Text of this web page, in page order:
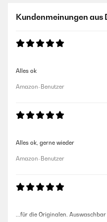
Kundenmeinungen aus
Alles ok
Amazon-Benutzer
Alles ok, gerne wieder
Amazon-Benutzer
...für die Originalen.